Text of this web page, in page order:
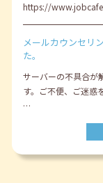
https://
メールカウンセリ
た。
サーバーの不具合が
す。ご不便、ご迷惑
…